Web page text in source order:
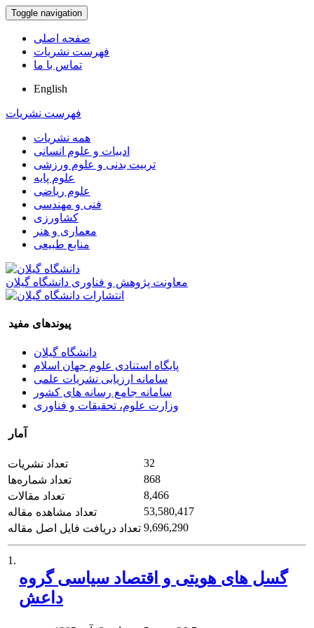
Toggle navigation
صفحه اصلی
فهرست نشریات
تماس با ما
English
فهرست نشریات
همه نشریات
ادبیات و علوم انسانی
تربیت بدنی و علوم ورزشی
علوم پایه
علوم ریاضی
فنی و مهندسی
کشاورزی
معماری و هنر
منابع طبیعی
معاونت پژوهش و فناوری دانشگاه گیلان
پیوندهای مفید
دانشگاه گیلان
پایگاه استنادی علوم جهان اسلام
سامانه ارزیابی نشریات علمی
سامانه جامع رسانه های کشور
وزارت علوم، تحقیقات و فناوری
آمار
تعداد نشریات
32
تعداد شماره‌ها
868
تعداد مقالات
8,466
تعداد مشاهده مقاله
53,580,417
تعداد دریافت فایل اصل مقاله 9,696,290
1.
گسل های هویتی و اقتصاد سیاسی گروه
داعش